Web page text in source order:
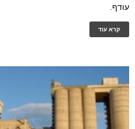
עודף.
קרא עוד